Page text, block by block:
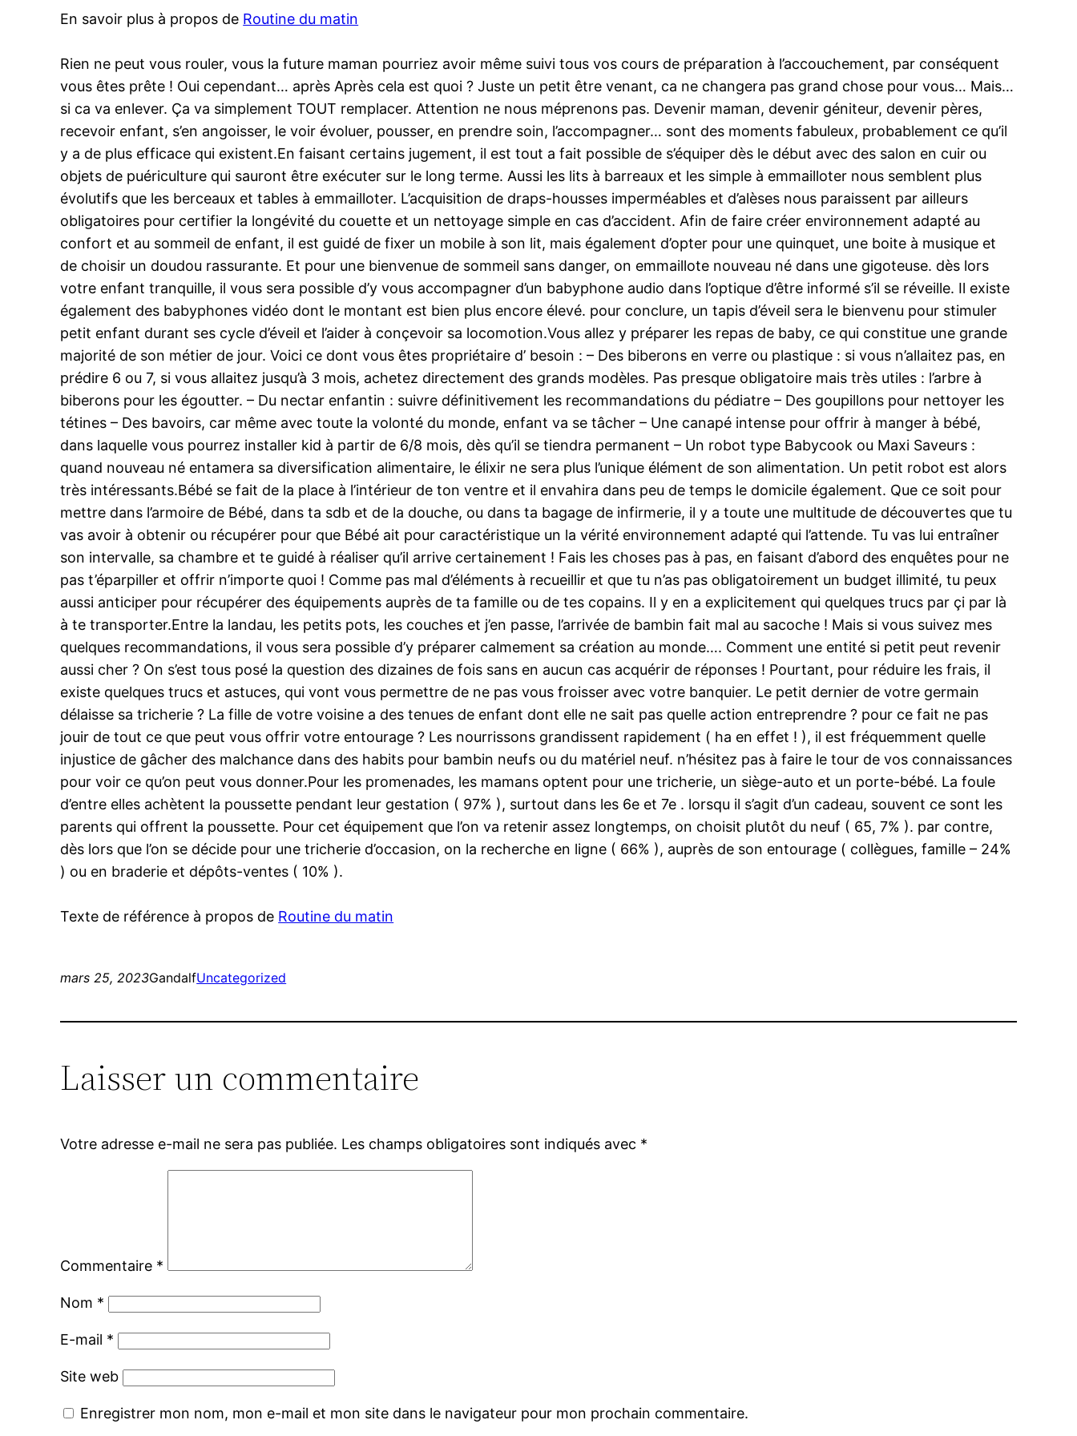
En savoir plus à propos de Routine du matin
Rien ne peut vous rouler, vous la future maman pourriez avoir même suivi tous vos cours de préparation à l’accouchement, par conséquent
vous êtes prête ! Oui cependant… après Après cela est quoi ? Juste un petit être venant, ca ne changera pas grand chose pour vous… Mais…
si ca va enlever. Ça va simplement TOUT remplacer. Attention ne nous méprenons pas. Devenir maman, devenir géniteur, devenir pères,
recevoir enfant, s’en angoisser, le voir évoluer, pousser, en prendre soin, l’accompagner… sont des moments fabuleux, probablement ce qu’il
y a de plus efficace qui existent.En faisant certains jugement, il est tout a fait possible de s’équiper dès le début avec des salon en cuir ou
objets de puériculture qui sauront être exécuter sur le long terme. Aussi les lits à barreaux et les simple à emmailloter nous semblent plus
évolutifs que les berceaux et tables à emmailloter. L’acquisition de draps-housses imperméables et d’alèses nous paraissent par ailleurs
obligatoires pour certifier la longévité du couette et un nettoyage simple en cas d’accident. Afin de faire créer environnement adapté au
confort et au sommeil de enfant, il est guidé de fixer un mobile à son lit, mais également d’opter pour une quinquet, une boite à musique et
de choisir un doudou rassurante. Et pour une bienvenue de sommeil sans danger, on emmaillote nouveau né dans une gigoteuse. dès lors
votre enfant tranquille, il vous sera possible d’y vous accompagner d’un babyphone audio dans l’optique d’être informé s’il se réveille. Il existe
également des babyphones vidéo dont le montant est bien plus encore élevé. pour conclure, un tapis d’éveil sera le bienvenu pour stimuler
petit enfant durant ses cycle d’éveil et l’aider à conçevoir sa locomotion.Vous allez y préparer les repas de baby, ce qui constitue une grande
majorité de son métier de jour. Voici ce dont vous êtes propriétaire d’ besoin : – Des biberons en verre ou plastique : si vous n’allaitez pas, en
prédire 6 ou 7, si vous allaitez jusqu’à 3 mois, achetez directement des grands modèles. Pas presque obligatoire mais très utiles : l’arbre à
biberons pour les égoutter. – Du nectar enfantin : suivre définitivement les recommandations du pédiatre – Des goupillons pour nettoyer les
tétines – Des bavoirs, car même avec toute la volonté du monde, enfant va se tâcher – Une canapé intense pour offrir à manger à bébé,
dans laquelle vous pourrez installer kid à partir de 6/8 mois, dès qu’il se tiendra permanent – Un robot type Babycook ou Maxi Saveurs :
quand nouveau né entamera sa diversification alimentaire, le élixir ne sera plus l’unique élément de son alimentation. Un petit robot est alors
très intéressants.Bébé se fait de la place à l’intérieur de ton ventre et il envahira dans peu de temps le domicile également. Que ce soit pour
mettre dans l’armoire de Bébé, dans ta sdb et de la douche, ou dans ta bagage de infirmerie, il y a toute une multitude de découvertes que tu
vas avoir à obtenir ou récupérer pour que Bébé ait pour caractéristique un la vérité environnement adapté qui l’attende. Tu vas lui entraîner
son intervalle, sa chambre et te guidé à réaliser qu’il arrive certainement ! Fais les choses pas à pas, en faisant d’abord des enquêtes pour ne
pas t’éparpiller et offrir n’importe quoi ! Comme pas mal d’éléments à recueillir et que tu n’as pas obligatoirement un budget illimité, tu peux
aussi anticiper pour récupérer des équipements auprès de ta famille ou de tes copains. Il y en a explicitement qui quelques trucs par çi par là
à te transporter.Entre la landau, les petits pots, les couches et j’en passe, l’arrivée de bambin fait mal au sacoche ! Mais si vous suivez mes
quelques recommandations, il vous sera possible d’y préparer calmement sa création au monde…. Comment une entité si petit peut revenir
aussi cher ? On s’est tous posé la question des dizaines de fois sans en aucun cas acquérir de réponses ! Pourtant, pour réduire les frais, il
existe quelques trucs et astuces, qui vont vous permettre de ne pas vous froisser avec votre banquier. Le petit dernier de votre germain
délaisse sa tricherie ? La fille de votre voisine a des tenues de enfant dont elle ne sait pas quelle action entreprendre ? pour ce fait ne pas
jouir de tout ce que peut vous offrir votre entourage ? Les nourrissons grandissent rapidement ( ha en effet ! ), il est fréquemment quelle
injustice de gâcher des malchance dans des habits pour bambin neufs ou du matériel neuf. n’hésitez pas à faire le tour de vos connaissances
pour voir ce qu’on peut vous donner.Pour les promenades, les mamans optent pour une tricherie, un siège-auto et un porte-bébé. La foule
d’entre elles achètent la poussette pendant leur gestation ( 97% ), surtout dans les 6e et 7e . lorsqu il s’agit d’un cadeau, souvent ce sont les
parents qui offrent la poussette. Pour cet équipement que l’on va retenir assez longtemps, on choisit plutôt du neuf ( 65, 7% ). par contre,
dès lors que l’on se décide pour une tricherie d’occasion, on la recherche en ligne ( 66% ), auprès de son entourage ( collègues, famille – 24%
) ou en braderie et dépôts-ventes ( 10% ).
Texte de référence à propos de Routine du matin
mars 25, 2023GandalfUncategorized
Laisser un commentaire
Votre adresse e-mail ne sera pas publiée. Les champs obligatoires sont indiqués avec *
Commentaire *
Nom *
E-mail *
Site web
Enregistrer mon nom, mon e-mail et mon site dans le navigateur pour mon prochain commentaire.